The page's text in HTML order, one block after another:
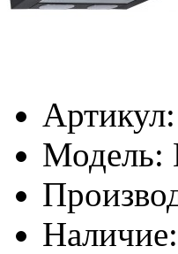
Артикул:
Модель:
Наличие: